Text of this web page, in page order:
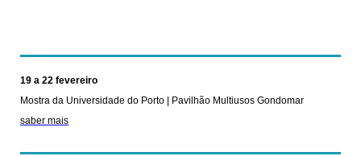
19 a 22 fevereiro
Mostra da Universidade do Porto | Pavilhão Multiusos Gondomar
saber mais